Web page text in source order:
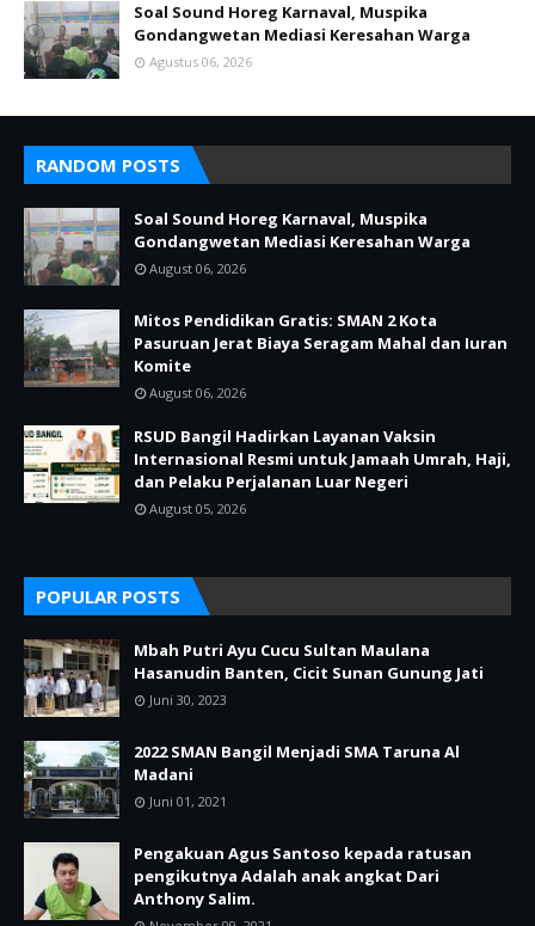
Soal Sound Horeg Karnaval, Muspika
Gondangwetan Mediasi Keresahan Warga
Agustus 06, 2026
RANDOM POSTS
Soal Sound Horeg Karnaval, Muspika
Gondangwetan Mediasi Keresahan Warga
August 06, 2026
Mitos Pendidikan Gratis: SMAN 2 Kota
Pasuruan Jerat Biaya Seragam Mahal dan Iuran
Komite
August 06, 2026
RSUD Bangil Hadirkan Layanan Vaksin
Internasional Resmi untuk Jamaah Umrah, Haji,
dan Pelaku Perjalanan Luar Negeri
August 05, 2026
POPULAR POSTS
Mbah Putri Ayu Cucu Sultan Maulana
Hasanudin Banten, Cicit Sunan Gunung Jati
Juni 30, 2023
2022 SMAN Bangil Menjadi SMA Taruna Al
Madani
Juni 01, 2021
Pengakuan Agus Santoso kepada ratusan
pengikutnya Adalah anak angkat Dari
Anthony Salim.